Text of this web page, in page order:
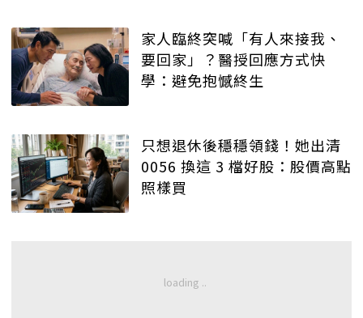
家人臨終突喊「有人來接我、
要回家」？醫授回應方式快
學：避免抱憾終生
只想退休後穩穩領錢！她出清
0056 換這 3 檔好股：股價高點
照樣買